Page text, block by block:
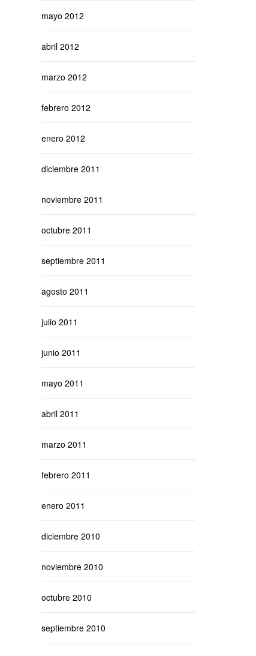
mayo 2012
abril 2012
marzo 2012
febrero 2012
enero 2012
diciembre 2011
noviembre 2011
octubre 2011
septiembre 2011
agosto 2011
julio 2011
junio 2011
mayo 2011
abril 2011
marzo 2011
febrero 2011
enero 2011
diciembre 2010
noviembre 2010
octubre 2010
septiembre 2010